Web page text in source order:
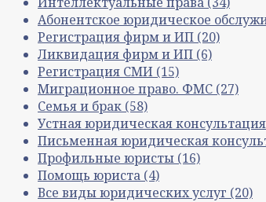
Абонентское юридическое
Регистрация фирм и ИП (20)
Ликвидация фирм и ИП (6)
Регистрация СМИ (15)
Миграционное право. ФМС (27)
Семья и брак (58)
Устная юридическая консультация
Письменная юридическая
Профильные юристы (16)
Помощь юриста (4)
Все виды юридических услуг (20)